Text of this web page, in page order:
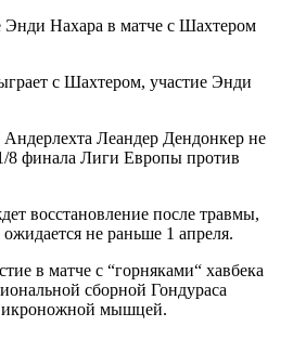
Нахара в матче с Шахтером
с Шахтером, участие Энди
Леандер Дендонкер не
8 финала Лиги Европы против
восстановление после травмы,
не раньше 1 апреля.
в матче с “горняками“ хавбека
сборной Гондураса
икроножной мышцей.